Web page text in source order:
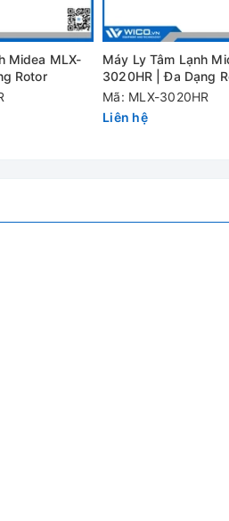
100 vòng/ phút
PCR 8 x 4, 5ml x 12 ống, 5ml x
Midea MLX-
Rotor
Máy Ly Tâm Lạnh
3020HR | Đa Dạng
Mã: MLX-3020HR
Liên hệ